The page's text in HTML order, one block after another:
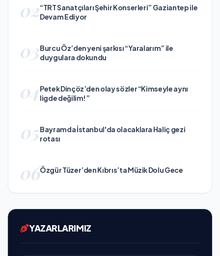
02“TRT Sanatçıları Şehir Konserleri” Gaziantep ile
Devam Ediyor
03Burcu Öz’den yeni şarkısı “Yaralarım” ile
duygulara dokundu
04Petek Dinçöz’den olay sözler “Kimseyle aynı
ligde değilim!”
05Bayramda İstanbul'da olacaklara Haliç gezi
rotası
06Özgür Tüzer’den Kıbrıs’ta Müzik Dolu Gece
YAZARLARIMIZ